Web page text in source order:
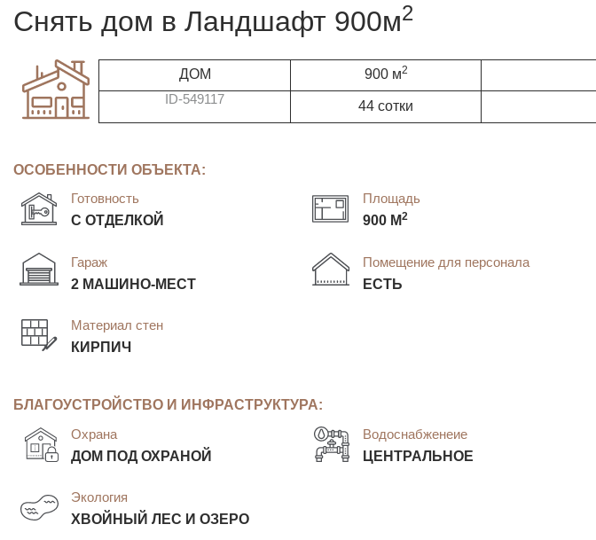
Снять дом в Ландшафт 900м2
ДОМ 900 м2
ID-549117 44 сотки
ОСОБЕННОСТИ ОБЪЕКТА:
Готовность
С ОТДЕЛКОЙ
Площадь
900 М2
Гараж
2 МАШИНО-МЕСТ
Помещение для персонала
ЕСТЬ
Материал стен
КИРПИЧ
БЛАГОУСТРОЙСТВО И ИНФРАСТРУКТУРА:
Охрана
ДОМ ПОД ОХРАНОЙ
Водоснабженеие
ЦЕНТРАЛЬНОЕ
Экология
ХВОЙНЫЙ ЛЕС И ОЗЕРО